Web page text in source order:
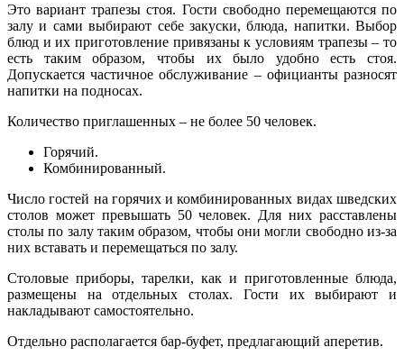
Это вариант трапезы стоя. Гости свободно перемещаются по
залу и сами выбирают себе закуски, блюда, напитки. Выбор
блюд и их приготовление привязаны к условиям трапезы – то
есть таким образом, чтобы их было удобно есть стоя.
Допускается частичное обслуживание – официанты разносят
напитки на подносах.
Количество приглашенных – не более 50 человек.
Горячий.
Комбинированный.
Число гостей на горячих и комбинированных видах шведских
столов может превышать 50 человек. Для них расставлены
столы по залу таким образом, чтобы они могли свободно из-за
них вставать и перемещаться по залу.
Столовые приборы, тарелки, как и приготовленные блюда,
размещены на отдельных столах. Гости их выбирают и
накладывают самостоятельно.
Отдельно располагается бар-буфет, предлагающий аперетив.